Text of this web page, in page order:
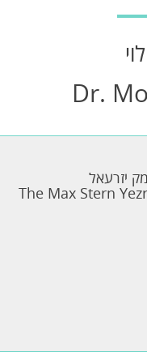
Dr.
יזרעאל
The Max Stern